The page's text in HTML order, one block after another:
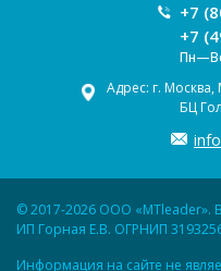
+7
+7
Адрес: г. Москва,
БЦ
© 2017-2026 ООО «MTleader».
ИП Горная Е.В. ОГРНИП
Информация на сайте не